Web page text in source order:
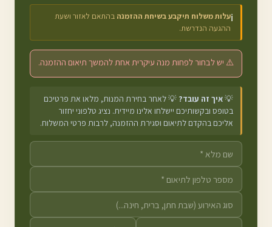
ℹ️עלות משלוח תיקבע בשיחת ההזמנה בהתאם לאזור ושעת
ההגעה הנדרשת.
⚠️ יש לבחור לפחות מנה עיקרית אחת להמשך תיאום ההזמנה.
💡איך זה עובד? 💡 לאחר בחירת המנות, מלאו את פרטיכם
בטופס ובקשותיכם יישלחו אלינו מיידית. נציג טלפוני יחזור
אליכם בהקדם לתיאום וסגירת ההזמנה, לרבות פרטי המשלוח.